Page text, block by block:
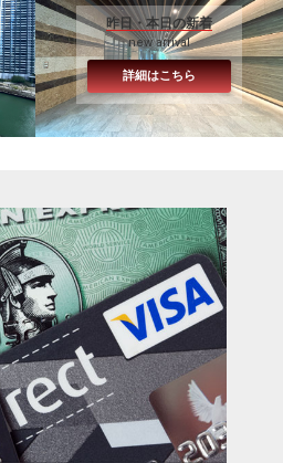
昨日・本日の新着
new arrival
詳細はこちら